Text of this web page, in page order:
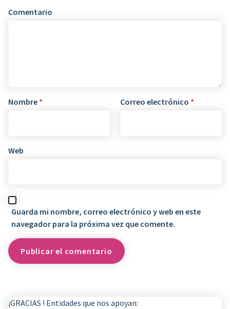
Comentario
Nombre * Correo electrónico *
Web
Guarda mi nombre, correo electrónico y web en este
navegador para la próxima vez que comente.
¡GRACIAS ! Entidades que nos apoyan: